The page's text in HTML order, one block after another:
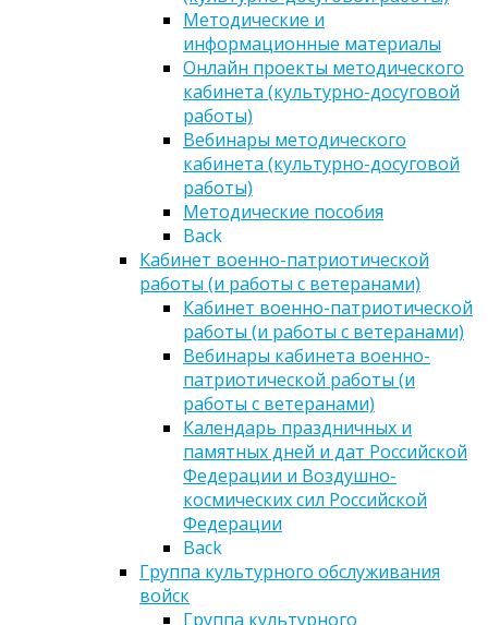
Методические и
информационные материалы
Онлайн проекты методического
кабинета (культурно-досуговой
работы)
Вебинары методического
кабинета (культурно-досуговой
работы)
Методические пособия
Back
Кабинет военно-патриотической
работы (и работы с ветеранами)
Кабинет военно-патриотической
работы (и работы с ветеранами)
Вебинары кабинета военно-
патриотической работы (и
работы с ветеранами)
Календарь праздничных и
памятных дней и дат Российской
Федерации и Воздушно-
космических сил Российской
Федерации
Back
Группа культурного обслуживания
войск
Группа культурного